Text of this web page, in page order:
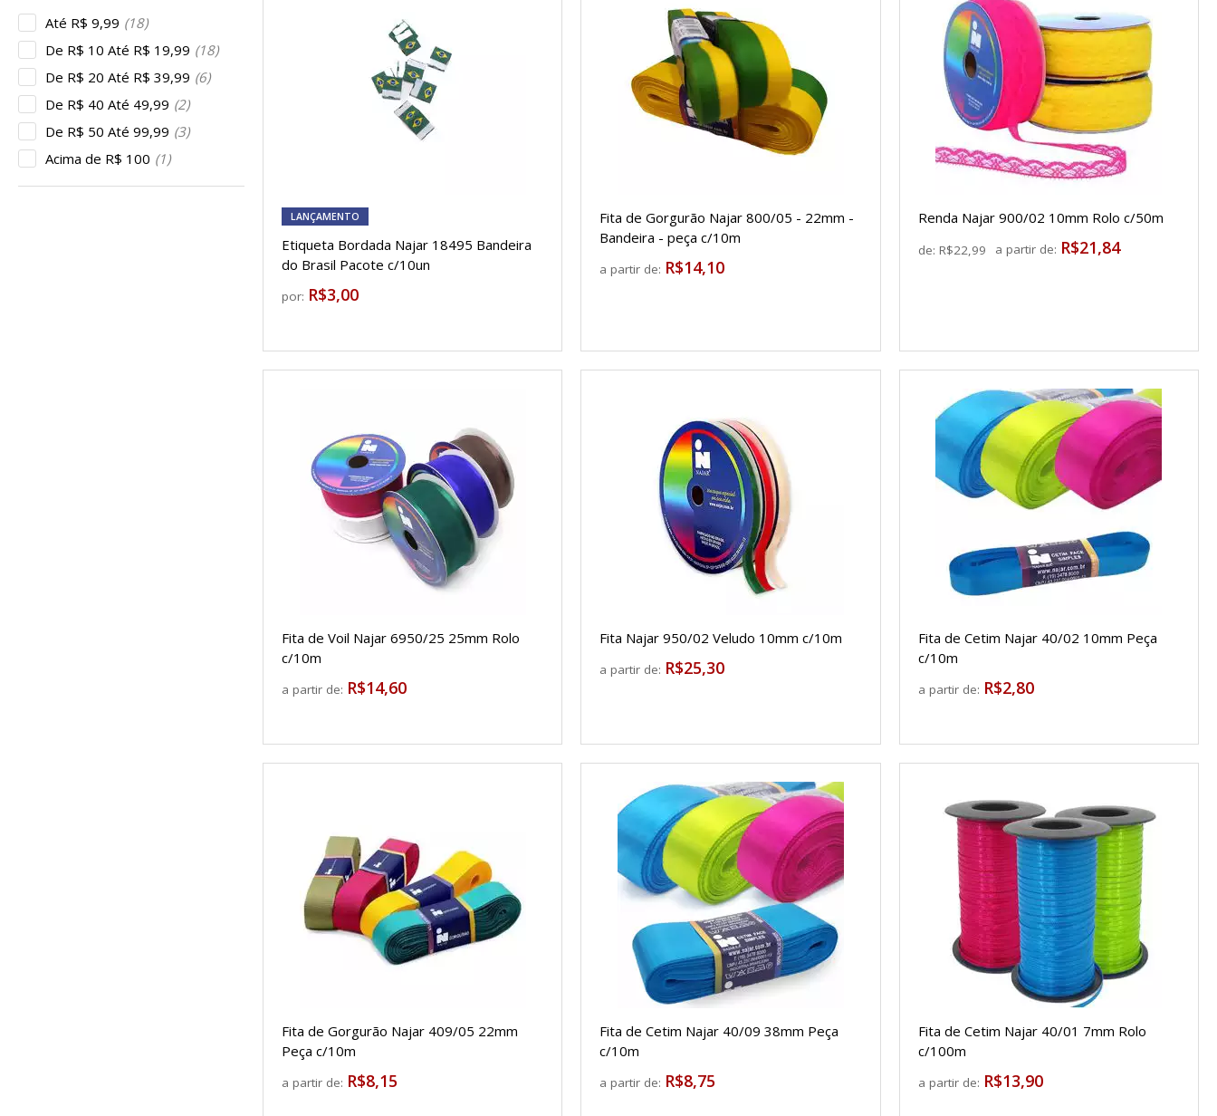
Até R$ 9,99 (18)
De R$ 10 Até R$ 19,99 (18)
De R$ 20 Até R$ 39,99 (6)
De R$ 40 Até 49,99 (2)
De R$ 50 Até 99,99 (3)
Acima de R$ 100 (1)
LANÇAMENTO
Etiqueta Bordada Najar 18495 Bandeira
do Brasil Pacote c/10un
por: R$3,00
Fita de Gorgurão Najar 800/05 - 22mm -
Bandeira - peça c/10m
a partir de: R$14,10
Renda Najar 900/02 10mm Rolo c/50m
de: R$22,99 a partir de: R$21,84
Fita de Voil Najar 6950/25 25mm Rolo
c/10m
a partir de: R$14,60
Fita Najar 950/02 Veludo 10mm c/10m
a partir de: R$25,30
Fita de Cetim Najar 40/02 10mm Peça
c/10m
a partir de: R$2,80
Fita de Gorgurão Najar 409/05 22mm
Peça c/10m
a partir de: R$8,15
Fita de Cetim Najar 40/09 38mm Peça
c/10m
a partir de: R$8,75
Fita de Cetim Najar 40/01 7mm Rolo
c/100m
a partir de: R$13,90